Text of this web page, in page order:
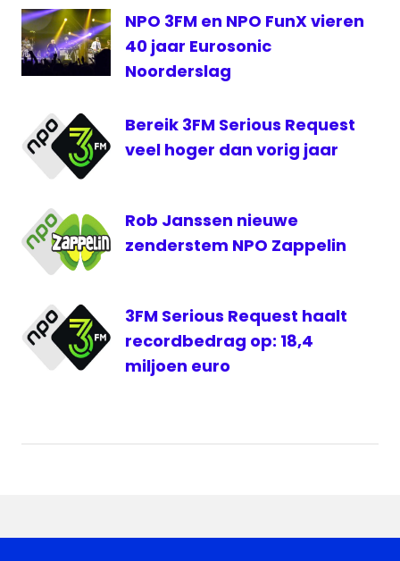
NPO 3FM en NPO FunX vieren
40 jaar Eurosonic
Noorderslag
Bereik 3FM Serious Request
veel hoger dan vorig jaar
Rob Janssen nieuwe
zenderstem NPO Zappelin
3FM Serious Request haalt
recordbedrag op: 18,4
miljoen euro